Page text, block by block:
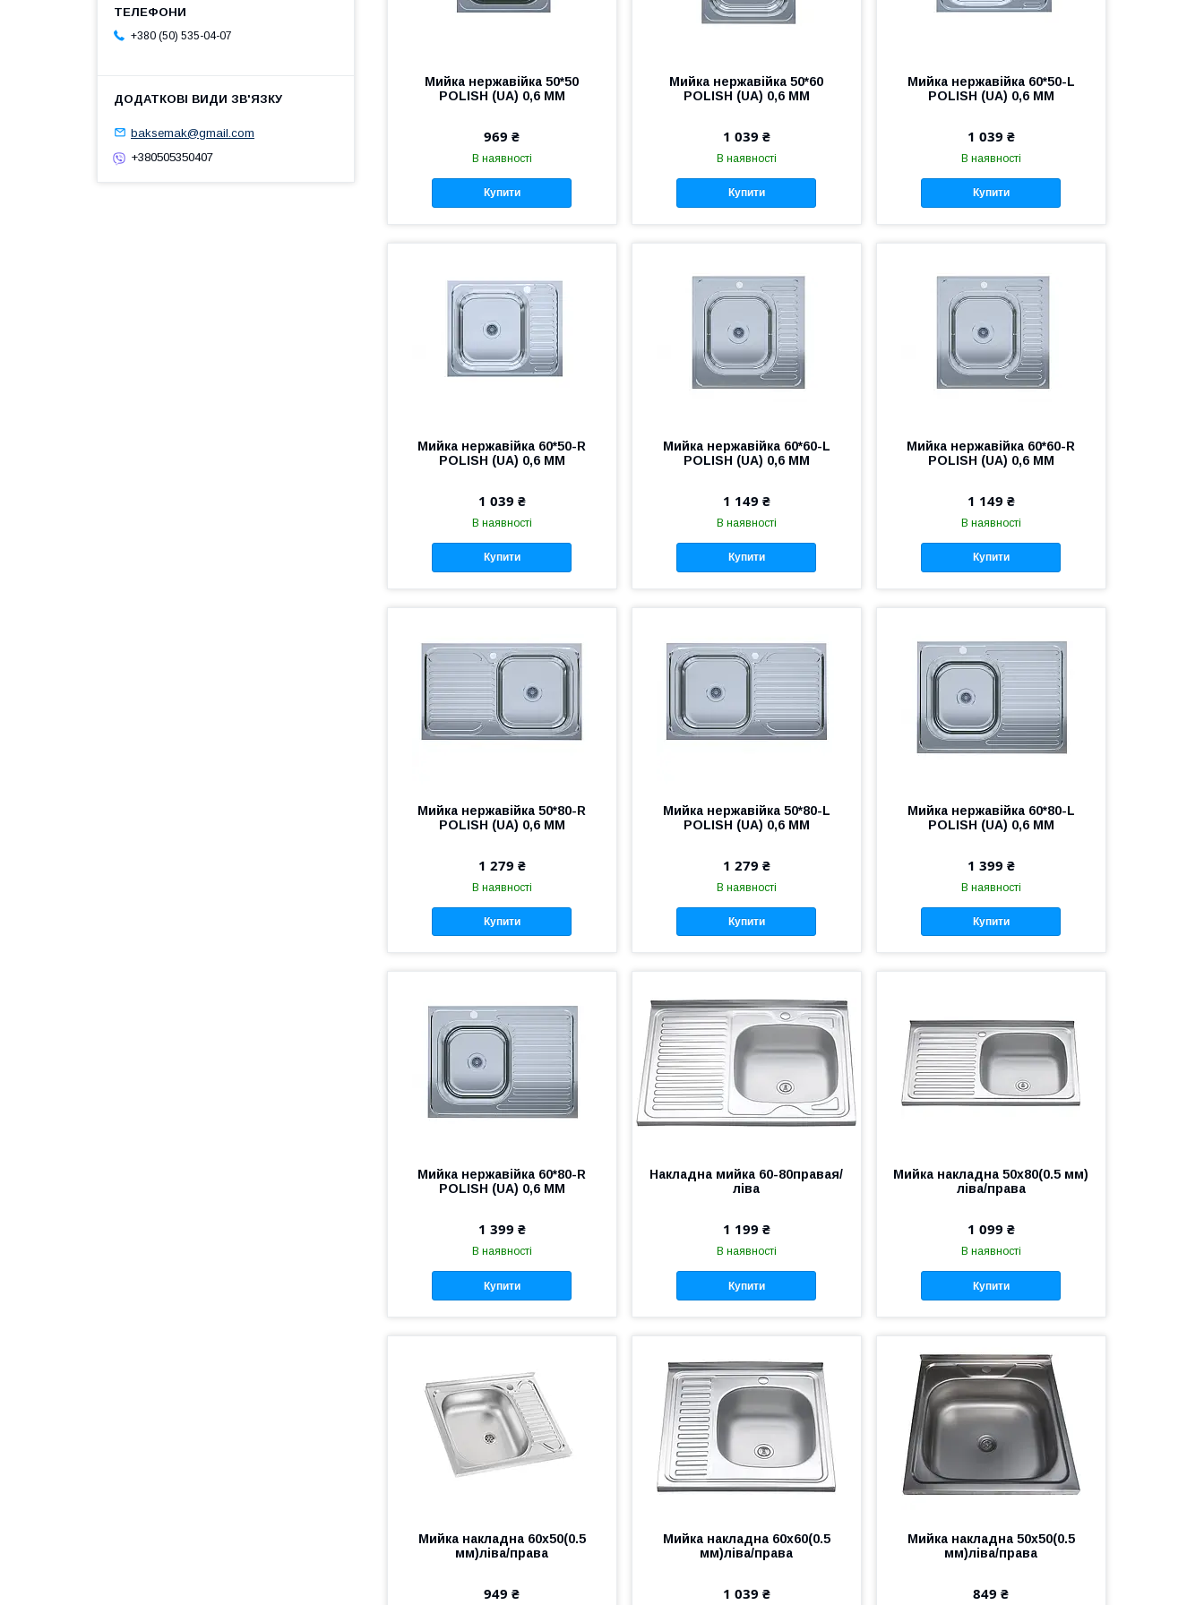
Мийка нержавійка 50*50
POLISH (UA) 0,6 ММ
969 ₴
В наявності
Купити
Мийка нержавійка 50*60
POLISH (UA) 0,6 ММ
1 039 ₴
В наявності
Купити
Мийка нержавійка 60*50-L
POLISH (UA) 0,6 ММ
1 039 ₴
В наявності
Купити
Мийка нержавійка 60*50-R
POLISH (UA) 0,6 ММ
1 039 ₴
В наявності
Купити
Мийка нержавійка 60*60-L
POLISH (UA) 0,6 ММ
1 149 ₴
В наявності
Купити
Мийка нержавійка 60*60-R
POLISH (UA) 0,6 ММ
1 149 ₴
В наявності
Купити
Мийка нержавійка 50*80-R
POLISH (UA) 0,6 ММ
1 279 ₴
В наявності
Купити
Мийка нержавійка 50*80-L
POLISH (UA) 0,6 ММ
1 279 ₴
В наявності
Купити
Мийка нержавійка 60*80-L
POLISH (UA) 0,6 ММ
1 399 ₴
В наявності
Купити
Мийка нержавійка 60*80-R
POLISH (UA) 0,6 ММ
1 399 ₴
В наявності
Купити
Накладна мийка 60-80правая/
ліва
1 199 ₴
В наявності
Купити
Мийка накладна 50х80(0.5 мм)
ліва/права
1 099 ₴
В наявності
Купити
Мийка накладна 60х50(0.5
мм)ліва/права
949 ₴
Мийка накладна 60х60(0.5
мм)ліва/права
1 039 ₴
Мийка накладна 50х50(0.5
мм)ліва/права
849 ₴
+380 (50) 535-04-07
baksemak@gmail.com
+380505350407